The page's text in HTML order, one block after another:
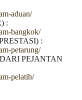
aduan/
:
bangkok/
:
petarung/
PEJANTAN
pelatih/